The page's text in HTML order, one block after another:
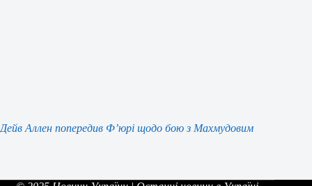
Дейв Аллен попередив Ф’юрі щодо бою з Махмудовим